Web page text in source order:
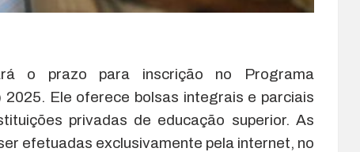
o prazo para inscrição no Programa
2025. Ele oferece bolsas integrais e parciais
privadas de educação superior. As
efetuadas exclusivamente pela internet, no